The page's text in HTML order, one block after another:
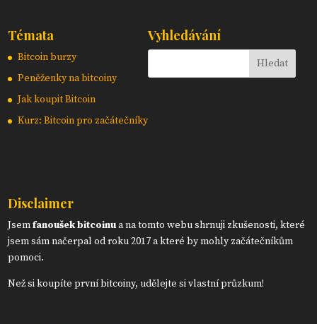
Témata
Bitcoin burzy
Peněženky na bitcoiny
Jak koupit Bitcoin
Kurz: Bitcoin pro začátečníky
Vyhledávání
Disclaimer
Jsemfanoušek bitcoinua na tomto webu shrnuji zkušenosti, které
jsem sám načerpal od roku 2017 a které by mohly začátečníkům
pomoci.
Než si koupíte první bitcoiny, udělejte si vlastní průzkum!